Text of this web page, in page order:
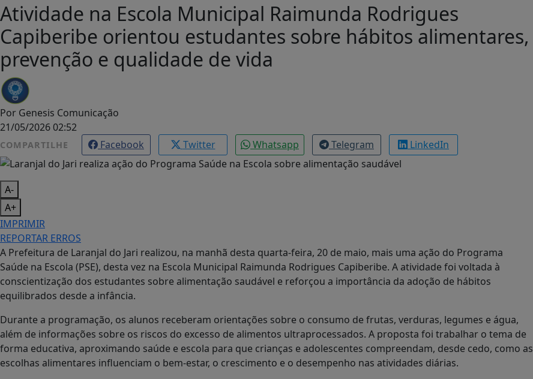
Atividade na Escola Municipal Raimunda Rodrigues
Capiberibe orientou estudantes sobre hábitos alimentares,
prevenção e qualidade de vida
Por Genesis Comunicação
21/05/2026 02:52
COMPARTILHE Facebook Twitter Whatsapp Telegram LinkedIn
A-
A+
IMPRIMIR
REPORTAR ERROS
A Prefeitura de Laranjal do Jari realizou, na manhã desta quarta-feira, 20 de maio, mais uma ação do Programa
Saúde na Escola (PSE), desta vez na Escola Municipal Raimunda Rodrigues Capiberibe. A atividade foi voltada à
conscientização dos estudantes sobre alimentação saudável e reforçou a importância da adoção de hábitos
equilibrados desde a infância.
Durante a programação, os alunos receberam orientações sobre o consumo de frutas, verduras, legumes e água,
além de informações sobre os riscos do excesso de alimentos ultraprocessados. A proposta foi trabalhar o tema de
forma educativa, aproximando saúde e escola para que crianças e adolescentes compreendam, desde cedo, como as
escolhas alimentares influenciam o bem-estar, o crescimento e o desempenho nas atividades diárias.